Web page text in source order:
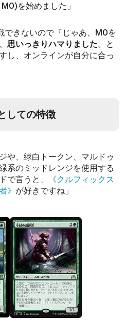
を始めました」
できないので『じゃあ、MOを
思いっきりハマりました。と
し、オンラインが自分に合っ
しての特徴
や、緑白トークン、マルドゥ
系のミッドレンジを使用する
で言うと、
《クルフィックス
》 が好きですね」